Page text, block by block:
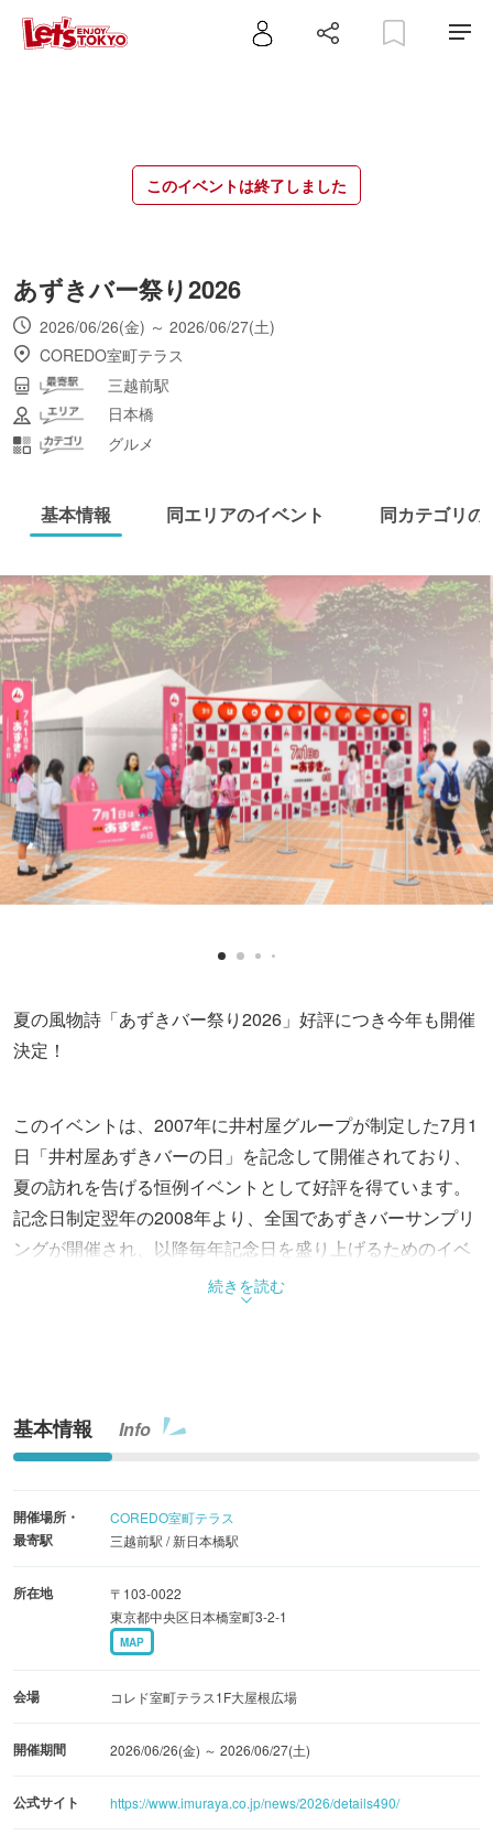
このイベントは終了しました
あずきバー祭り2026
2026/06/26(金) ～ 2026/06/27(土)
COREDO室町テラス
三越前駅
日本橋
グルメ
基本情報 同エリアのイベント 同カテゴリの
夏の風物詩「あずきバー祭り2026」好評につき今年も開催
決定！
このイベントは、2007年に井村屋グループが制定した7月1
日「井村屋あずきバーの日」を記念して開催されており、
夏の訪れを告げる恒例イベントとして好評を得ています。
記念日制定翌年の2008年より、全国であずきバーサンプリ
ングが開催され、以降毎年記念日を盛り上げるためのイベ
ントが行われてきました。「あずきバー祭り」は2023年の
開催以来、毎年多くの来場者が訪れており、その反響に応
発売50年を超えるロングセラーブランドである『あずきバ
億3,500万本を記録しました。日頃愛顧している利用者への
深い感謝の気持ちを込め、7月1日の「井村屋あずきバーの
日」に向けて、全国4都市で合計約15,500本の『あずきバ
ー』が無料で提供されます。
場では、『あずきバー』の縁日イベントが6月26日（金）
から6月27日（土）の2日間限定で開催されます。日本の伝
出店され、『あずきバー』とともに夏の風物詩を楽しめま
続きを読む
基本情報 Info
開催場所・
最寄駅
COREDO室町テラス
三越前駅 / 新日本橋駅
所在地
〒103-0022
東京都中央区日本橋室町3-2-1
MAP
会場 コレド室町テラス1F大屋根広場
開催期間 2026/06/26(金) ～ 2026/06/27(土)
公式サイト https://www.imuraya.co.jp/news/2026/details490/